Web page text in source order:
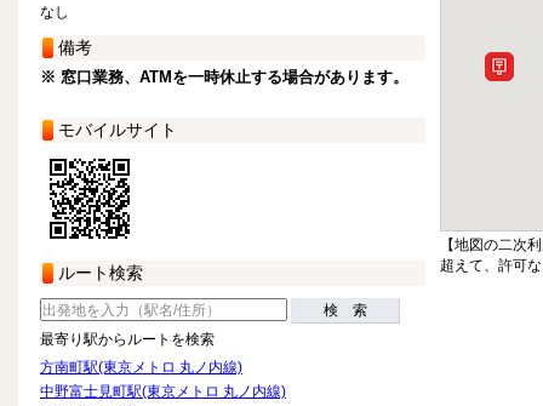
なし
備考
※ 窓口業務、ATMを一時休止する場合があります。
モバイルサイト
ルート検索
検 索
最寄り駅からルートを検索
方南町駅(東京メトロ 丸ノ内線)
中野富士見町駅(東京メトロ 丸ノ内線)
【地図の二次
超えて、許可